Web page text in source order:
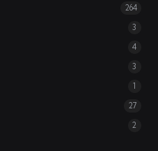
264
3
4
3
1
27
2